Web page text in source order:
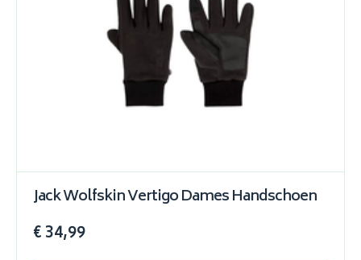
Jack Wolfskin Vertigo Dames Handschoen
€ 34,99